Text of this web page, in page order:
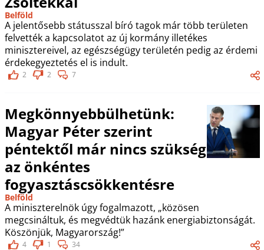
Belföld
A jelentősebb státusszal bíró tagok már több területen
felvették a kapcsolatot az új kormány illetékes
minisztereivel, az egészségügy területén pedig az érdemi
érdekegyeztetés el is indult.
2 2 7
Megkönnyebbülhetünk:
Magyar Péter szerint
péntektől már nincs szükség
az önkéntes
fogyasztáscsökkentésre
Belföld
A miniszterelnök úgy fogalmazott, „közösen
megcsináltuk, és megvédtük hazánk energiabiztonságát.
Köszönjük, Magyarország!”
4 1 34